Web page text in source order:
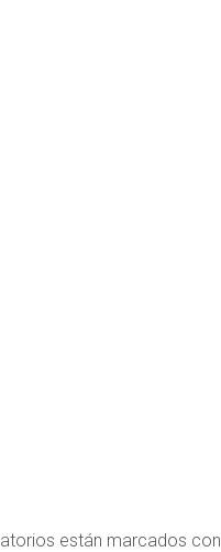
están marcados con